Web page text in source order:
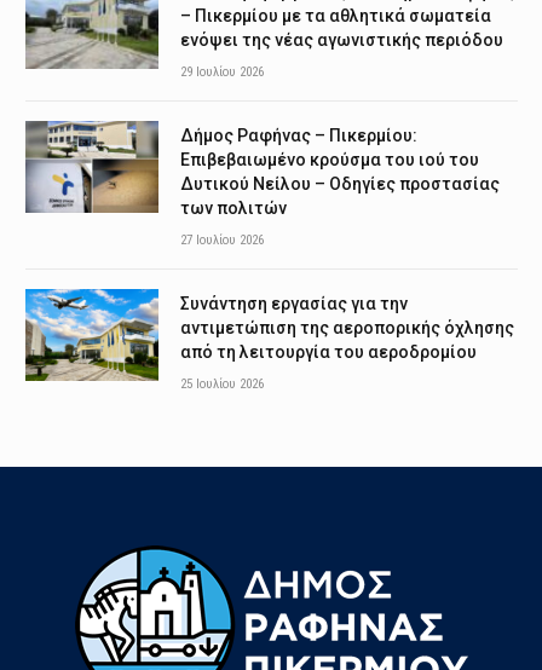
– Πικερμίου με τα αθλητικά σωματεία
ενόψει της νέας αγωνιστικής περιόδου
29 Ιουλίου 2026
Δήμος Ραφήνας – Πικερμίου:
Επιβεβαιωμένο κρούσμα του ιού του
Δυτικού Νείλου – Οδηγίες προστασίας
των πολιτών
27 Ιουλίου 2026
Συνάντηση εργασίας για την
αντιμετώπιση της αεροπορικής όχλησης
από τη λειτουργία του αεροδρομίου
25 Ιουλίου 2026